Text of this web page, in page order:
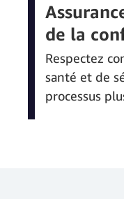
de la
Respectez
santé et de
processus